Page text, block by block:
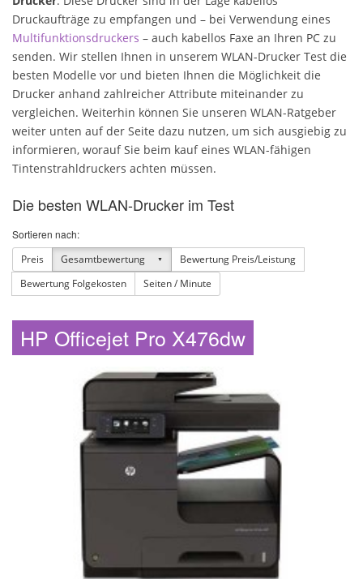
Eigenschaften
Druckaufträge zu empfangen und – bei Verwendung eines
Multifunktionsdruckers – auch kabellos Faxe an Ihren PC zu
senden. Wir stellen Ihnen in unserem WLAN-Drucker Test die
besten Modelle vor und bieten Ihnen die Möglichkeit die
Drucker anhand zahlreicher Attribute miteinander zu
vergleichen. Weiterhin können Sie unseren WLAN-Ratgeber
weiter unten auf der Seite dazu nutzen, um sich ausgiebig zu
informieren, worauf Sie beim kauf eines WLAN-fähigen
Tintenstrahldruckers achten müssen.
Die besten WLAN-Drucker im Test
Sortieren nach:
Preis
Gesamtbewertung
Bewertung Preis/Leistung
Bewertung Folgekosten
Seiten / Minute
HP Officejet Pro X476dw